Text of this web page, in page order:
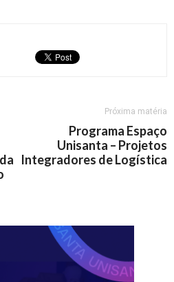
Próxima matéria
Programa Espaço
Unisanta – Projetos
Integradores de Logística